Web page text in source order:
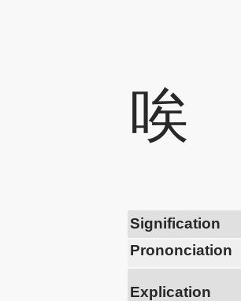
唉
Signification
Prononciation
Explication